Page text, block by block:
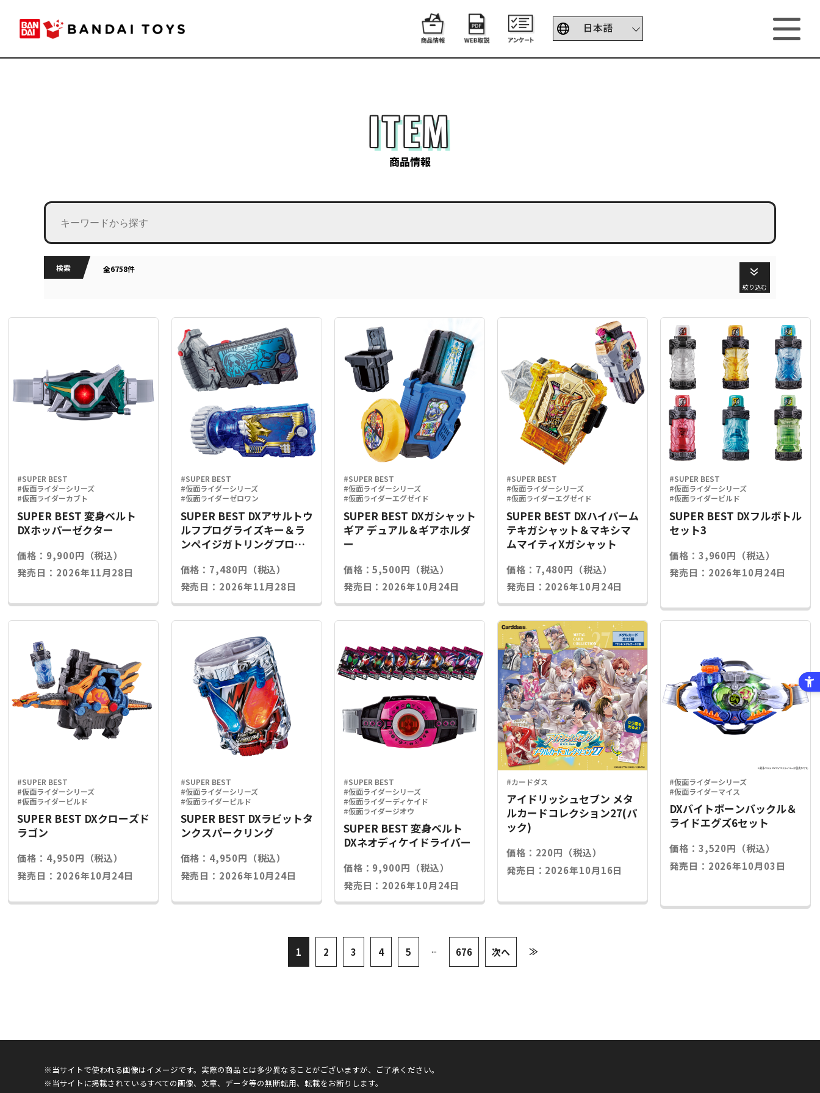
ITEM
商品情報
検索 全6758件
絞り込む
#SUPER BEST
#仮面ライダーシリーズ
#仮面ライダーカブト
SUPER BEST 変身ベルト
DXホッパーゼクター
価格：9,900円（税込）
発売日：2026年11月28日
#SUPER BEST
#仮面ライダーシリーズ
#仮面ライダーゼロワン
SUPER BEST DXアサルトウ
ルフプログライズキー＆ラ
ンペイジガトリングプログ
価格：7,480円（税込）
発売日：2026年11月28日
#SUPER BEST
#仮面ライダーシリーズ
#仮面ライダーエグゼイド
SUPER BEST DXガシャット
ギア デュアル＆ギアホルダ
ー
価格：5,500円（税込）
発売日：2026年10月24日
#SUPER BEST
#仮面ライダーシリーズ
#仮面ライダーエグゼイド
SUPER BEST DXハイパーム
テキガシャット＆マキシマ
ムマイティXガシャット
価格：7,480円（税込）
発売日：2026年10月24日
#SUPER BEST
#仮面ライダーシリーズ
#仮面ライダービルド
SUPER BEST DXフルボトル
セット3
価格：3,960円（税込）
発売日：2026年10月24日
#SUPER BEST
#仮面ライダーシリーズ
#仮面ライダービルド
SUPER BEST DXクローズド
ラゴン
価格：4,950円（税込）
発売日：2026年10月24日
#SUPER BEST
#仮面ライダーシリーズ
#仮面ライダービルド
SUPER BEST DXラビットタ
ンクスパークリング
価格：4,950円（税込）
発売日：2026年10月24日
#SUPER BEST
#仮面ライダーシリーズ
#仮面ライダーディケイド
#仮面ライダージオウ
SUPER BEST 変身ベルト
DXネオディケイドライバー
価格：9,900円（税込）
発売日：2026年10月24日
#カードダス
アイドリッシュセブン メタ
ルカードコレクション27(パ
ック)
価格：220円（税込）
発売日：2026年10月16日
#仮面ライダーシリーズ
#仮面ライダーマイス
DXバイトボーンバックル＆
ライドエグズ6セット
価格：3,520円（税込）
発売日：2026年10月03日
1 2 3 4 5 ... 676 次へ ≫
※当サイトで使われる画像はイメージです。実際の商品とは多少異なることがございますが、ご了承ください。
※当サイトに掲載されているすべての画像、文章、データ等の無断転用、転載をお断りします。